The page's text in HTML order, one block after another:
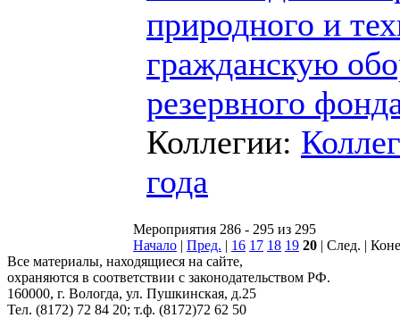
природного и
гражданскую
резервного
Коллегии:
года
Мероприятия 286 - 295 из 295
Начало | Пред. | 16 17 18 19 20 | След. |
Все материалы, находящиеся на сайте,
охраняются в соответствии с законодательством РФ.
160000, г. Вологда, ул. Пушкинская, д.25
Тел. (8172) 72 84 20; т.ф. (8172)72 62 50